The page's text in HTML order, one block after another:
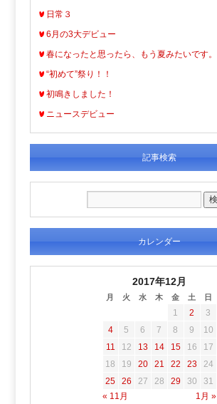
日常３
6月の3大デビュー
春になったと思ったら、もう夏みたいです。
“初めて”祭り！！
初鳴きしました！
ニュースデビュー
記事検索
カレンダー
2017年12月
月 火 水 木 金 土 日
« 11月 1月 »
1 2
3
4
5 6 7 8 9
10
11
12 13 14 15 16
17
18
19 20 21 22 23
24
25
26 27 28 29 30 31